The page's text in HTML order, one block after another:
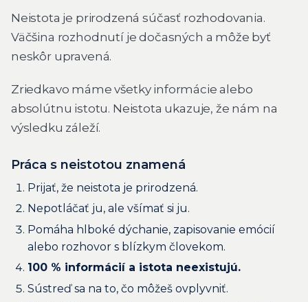
Neistota je prirodzená súčasť rozhodovania.
Väčšina rozhodnutí je dočasných a môže byť
neskôr upravená.
Zriedkavo máme všetky informácie alebo
absolútnu istotu. Neistota ukazuje, že nám na
výsledku záleží.
Práca s neistotou znamená
Prijať, že neistota je prirodzená.
Nepotláčať ju, ale všímať si ju.
Pomáha hlboké dýchanie, zapisovanie emócií
alebo rozhovor s blízkym človekom.
100 % informácií a istota neexistujú.
Sústreď sa na to, čo môžeš ovplyvniť.